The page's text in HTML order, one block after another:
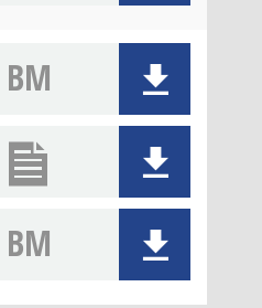
BM
BM